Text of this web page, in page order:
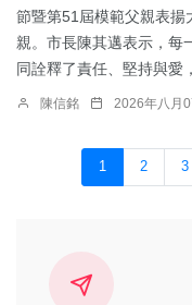
節暨第51屆模範父親表揚
親。市長陳其邁表示，每
同詮釋了責任、堅持與愛
陳信銘 2026年八月
1 2 3